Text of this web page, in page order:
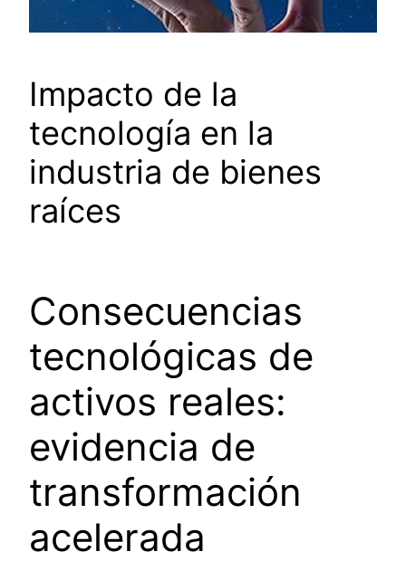
Impacto de la
tecnología en la
industria de bienes
raíces
Consecuencias
tecnológicas de
activos reales:
evidencia de
transformación
acelerada